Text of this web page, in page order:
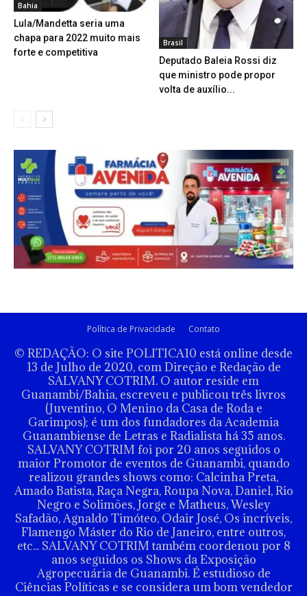
Bahia
Lula/Mandetta seria uma
chapa para 2022 muito mais
forte e competitiva
Brasil
Deputado Baleia Rossi diz
que ministro pode propor
volta de auxílio...
Política de Privacidade Contato
© REDAÇÃO: O site POLITICA10 está online desde
13 de Julho de 2020, com Direção e Redação de
SALVANY COTRIM. O autor reside em
Guanambi/Bahia, escreveu e publicou três livros
(Juventino, O Menino da Casa de Roda e
Garimpos); é um dos fundadores da Academia
Guanambiense de Letras e Radialista há 35 anos.
SALVANY COTRIM foi por 20 anos seguidos o
maior Promotor de eventos de Guanambi, quando
realizou grandes shows como: Calcinha Preta,
Amado Batista, Raça Negra, Roupa Nova, Daniel, Rio
Negro e Solimões, Jorge e Matheus, Wesley
Safadão, Agnaldo Timóteo, Odair José, Os incríveis,
Flamengo Máster do Rio de Janeiro, entre outros,
etc... SALVANY COTRIM também coordenou por 8
anos seguidos os Shows da Exposição
Agropecuária de Guanambi. É estudioso de
Ciências Políticas e se considera um bom vendedor